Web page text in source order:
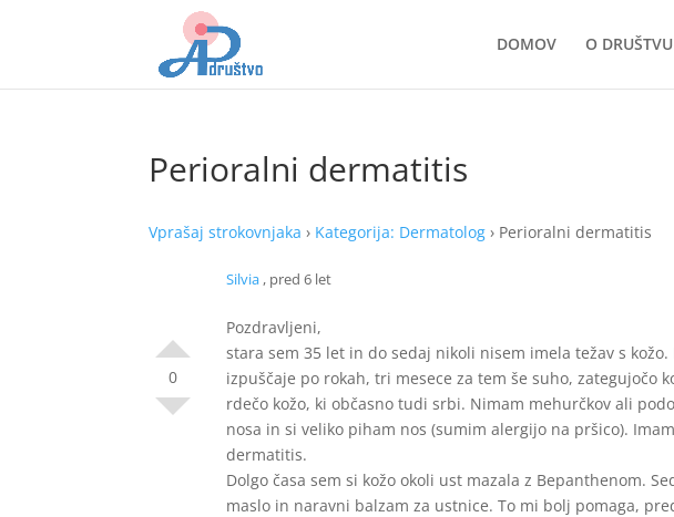
DOMOV O DRUŠTVU
Perioralni dermatitis
Vprašaj strokovnjaka › Kategorija: Dermatolog › Perioralni dermatitis
0
Silvia , pred 6 let
Pozdravljeni,
stara sem 35 let in do sedaj nikoli nisem imela težav s
izpuščaje po rokah, tri mesece za tem še suho, zategujočo
rdečo kožo, ki občasno tudi srbi. Nimam mehurčkov ali
nosa in si veliko piham nos (sumim alergijo na pršico).
dermatitis.
Dolgo časa sem si kožo okoli ust mazala z Bepanthenom.
maslo in naravni balzam za ustnice. To mi bolj pomaga,